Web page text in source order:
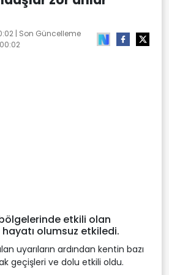
| Son Güncelleme
etkili olan
olumsuz etkiledi.
uyarıların ardından kentin bazı
geçişleri ve dolu etkili oldu.